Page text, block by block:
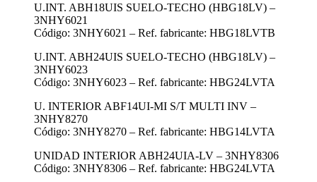
U.INT. ABH18UIS SUELO-TECHO (HBG18LV) –
3NHY6021
Código: 3NHY6021 – Ref. fabricante: HBG18LVTB
U.INT. ABH24UIS SUELO-TECHO (HBG18LV) –
3NHY6023
Código: 3NHY6023 – Ref. fabricante: HBG24LVTA
U. INTERIOR ABF14UI-MI S/T MULTI INV –
3NHY8270
Código: 3NHY8270 – Ref. fabricante: HBG14LVTA
UNIDAD INTERIOR ABH24UIA-LV – 3NHY8306
Código: 3NHY8306 – Ref. fabricante: HBG24LVTA